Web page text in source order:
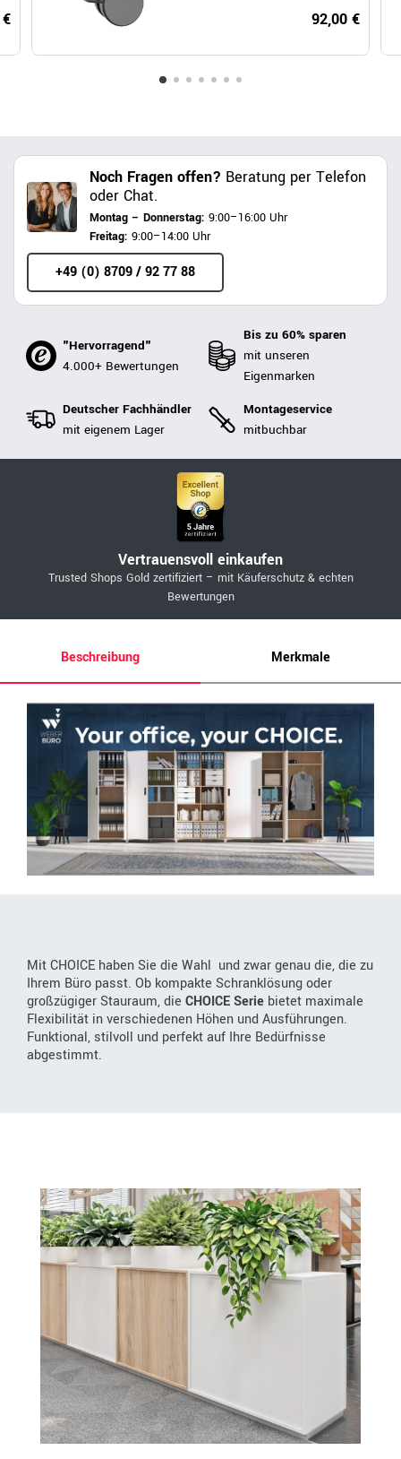
92,00 €
Noch Fragen offen? Beratung per Telefon
oder Chat.
Montag – Donnerstag: 9:00–16:00 Uhr
Freitag: 9:00–14:00 Uhr
+49 (0) 8709 / 92 77 88
"Hervorragend"
4.000+ Bewertungen
Bis zu 60% sparen
mit unseren
Eigenmarken
Deutscher Fachhändler
mit eigenem Lager
Montageservice
mitbuchbar
Vertrauensvoll einkaufen
Trusted Shops Gold zertifiziert – mit Käuferschutz & echten
Bewertungen
Beschreibung Merkmale
Mit CHOICE haben Sie die Wahl  und zwar genau die, die zu
Ihrem Büro passt. Ob kompakte Schranklösung oder
großzügiger Stauraum, die CHOICE Serie bietet maximale
Flexibilität in verschiedenen Höhen und Ausführungen.
Funktional, stilvoll und perfekt auf Ihre Bedürfnisse
abgestimmt.